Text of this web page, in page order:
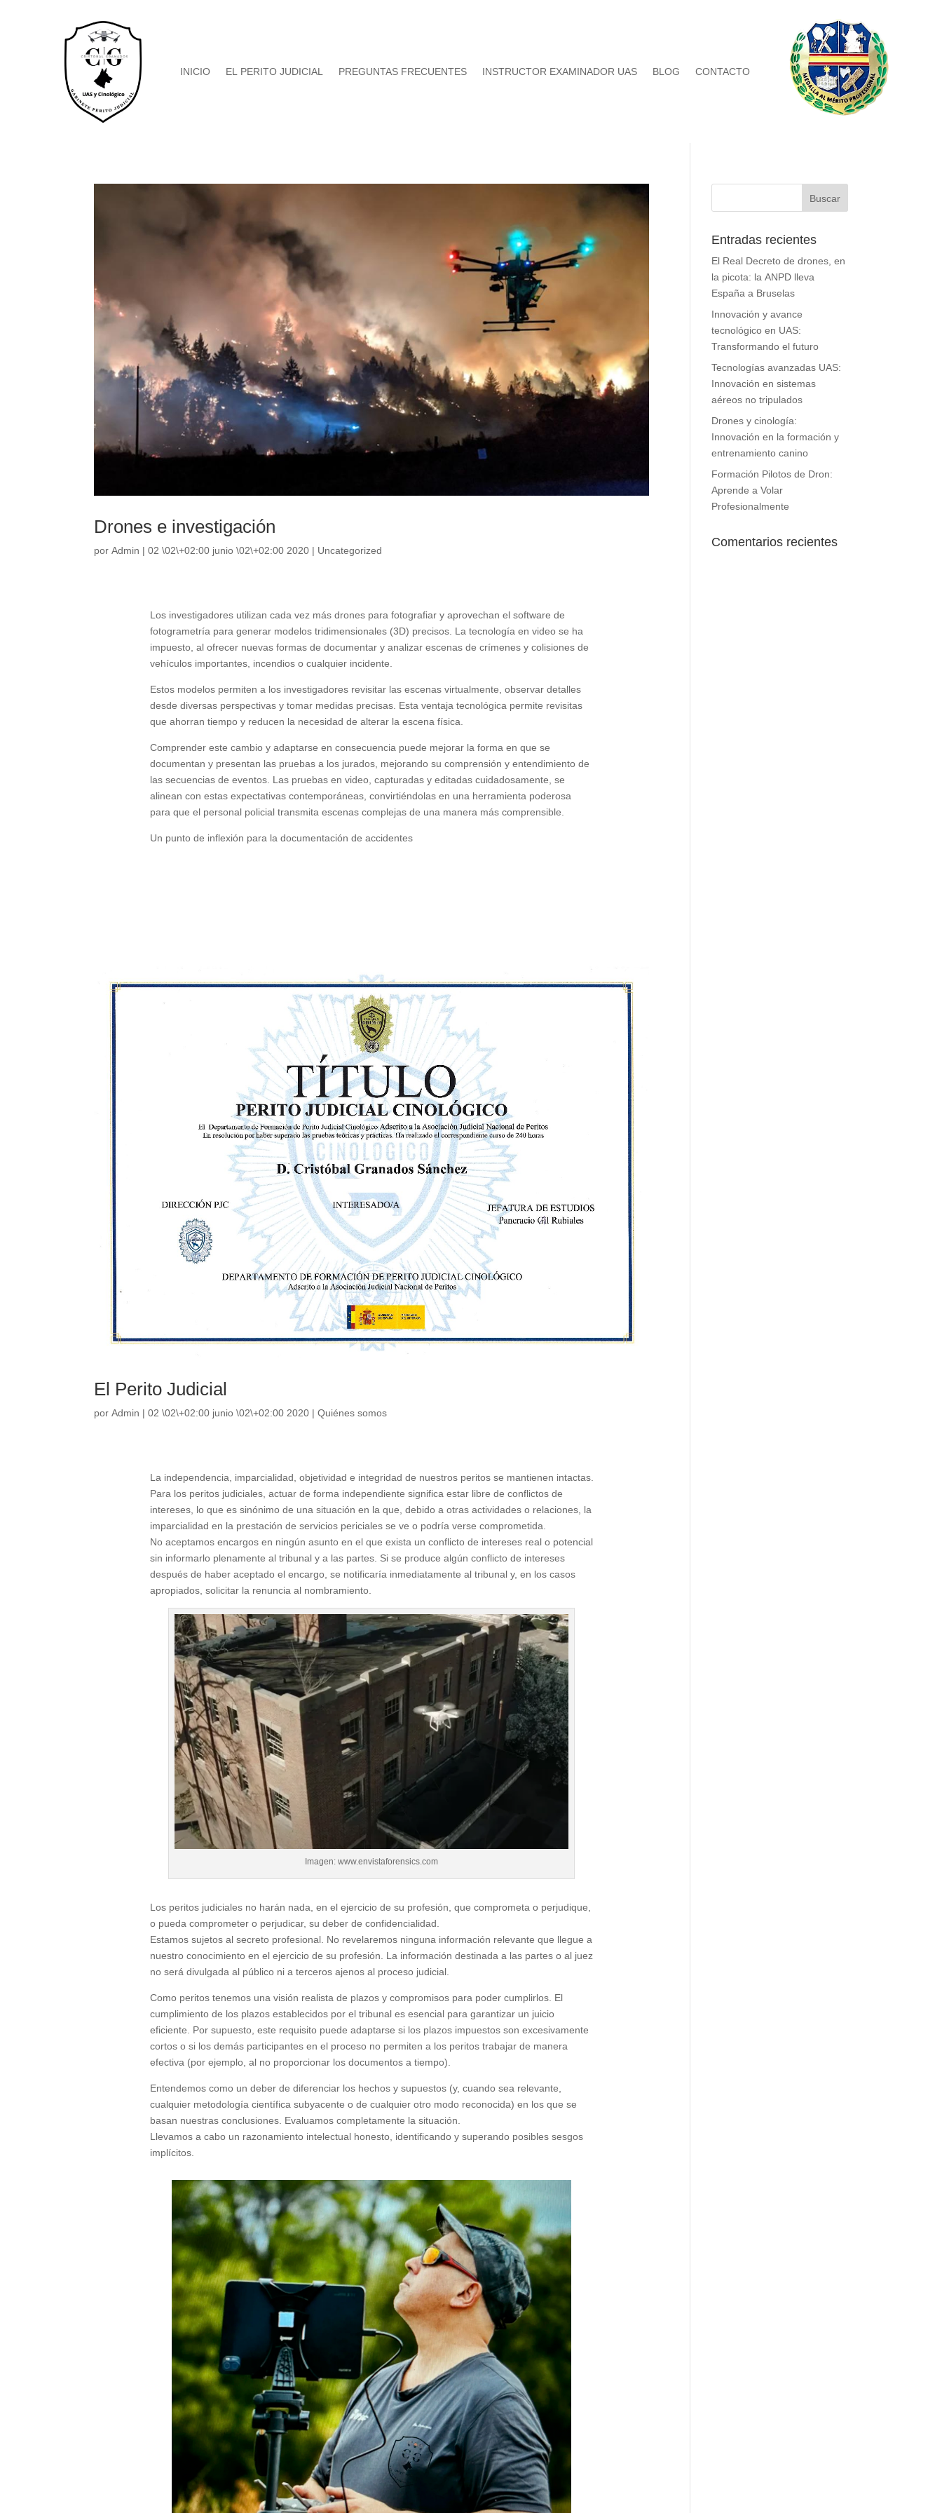
INICIO EL PERITO JUDICIAL PREGUNTAS FRECUENTES INSTRUCTOR EXAMINADOR UAS BLOG CONTACTO
Drones e investigación
porAdmin |02 \02\+02:00 junio \02\+02:00 2020 | Uncategorized
Los investigadores utilizan cada vez más drones para fotografiar y aprovechan el software de
fotogrametría para generar modelos tridimensionales (3D) precisos. La tecnología en video se ha
impuesto, al ofrecer nuevas formas de documentar y analizar escenas de crímenes y colisiones de
vehículos importantes, incendios o cualquier incidente.
Estos modelos permiten a los investigadores revisitar las escenas virtualmente, observar detalles
desde diversas perspectivas y tomar medidas precisas. Esta ventaja tecnológica permite revisitas
que ahorran tiempo y reducen la necesidad de alterar la escena física.
Comprender este cambio y adaptarse en consecuencia puede mejorar la forma en que se
documentan y presentan las pruebas a los jurados, mejorando su comprensión y entendimiento de
las secuencias de eventos. Las pruebas en video, capturadas y editadas cuidadosamente, se
alinean con estas expectativas contemporáneas, convirtiéndolas en una herramienta poderosa
para que el personal policial transmita escenas complejas de una manera más comprensible.
Un punto de inflexión para la documentación de accidentes
El Perito Judicial
porAdmin |02 \02\+02:00 junio \02\+02:00 2020 |Quiénes somos
La independencia, imparcialidad, objetividad e integridad de nuestros peritos se mantienen intactas.
Para los peritos judiciales, actuar de forma independiente significa estar libre de conflictos de
intereses, lo que es sinónimo de una situación en la que, debido a otras actividades o relaciones, la
imparcialidad en la prestación de servicios periciales se ve o podría verse comprometida.
No aceptamos encargos en ningún asunto en el que exista un conflicto de intereses real o potencial
sin informarlo plenamente al tribunal y a las partes. Si se produce algún conflicto de intereses
después de haber aceptado el encargo, se notificaría inmediatamente al tribunal y, en los casos
apropiados, solicitar la renuncia al nombramiento.
Imagen: www.envistaforensics.com
Los peritos judiciales no harán nada, en el ejercicio de su profesión, que comprometa o perjudique,
o pueda comprometer o perjudicar, su deber de confidencialidad.
Estamos sujetos al secreto profesional. No revelaremos ninguna información relevante que llegue a
nuestro conocimiento en el ejercicio de su profesión. La información destinada a las partes o al juez
no será divulgada al público ni a terceros ajenos al proceso judicial.
Como peritos tenemos una visión realista de plazos y compromisos para poder cumplirlos. El
cumplimiento de los plazos establecidos por el tribunal es esencial para garantizar un juicio
eficiente. Por supuesto, este requisito puede adaptarse si los plazos impuestos son excesivamente
cortos o si los demás participantes en el proceso no permiten a los peritos trabajar de manera
efectiva (por ejemplo, al no proporcionar los documentos a tiempo).
Entendemos como un deber de diferenciar los hechos y supuestos (y, cuando sea relevante,
cualquier metodología científica subyacente o de cualquier otro modo reconocida) en los que se
basan nuestras conclusiones. Evaluamos completamente la situación.
Llevamos a cabo un razonamiento intelectual honesto, identificando y superando posibles sesgos
implícitos.
Entradas recientes
El Real Decreto de drones, en
la picota: la ANPD lleva
España a Bruselas
Innovación y avance
tecnológico en UAS:
Transformando el futuro
Tecnologías avanzadas UAS:
Innovación en sistemas
aéreos no tripulados
Drones y cinología:
Innovación en la formación y
entrenamiento canino
Formación Pilotos de Dron:
Aprende a Volar
Profesionalmente
Comentarios recientes